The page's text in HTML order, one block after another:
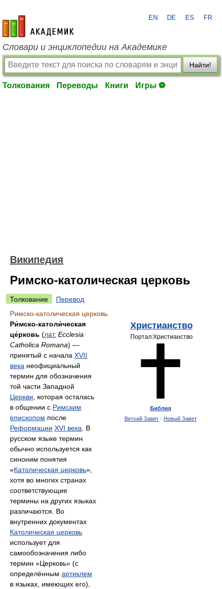
academic.ru
EN DE ES FR
Словари и энциклопедии на Академике
Найти!
Толкования Переводы Книги Игры ⚽
Википедия
Римско-католическая церковь
Толкование
Перевод
Римско-католическая церковь
Христианство
Портал:Христианство
Библия
Ветхий Завет · Новый Завет
Ри́мско-католи́ческая
це́рковь (лат. Ecclesia
Catholica Romana) —
принятый с начала XVII
века неофициальный
термин для обозначения
той части Западной
Церкви , которая осталась
в общении с Римским
епископом после
Реформации XVI века . В
русском языке термин
обычно используется как
синоним понятия
«Католическая церковь»,
хотя во многих странах
соответствующие
термины на других языках
различаются. Во
внутренних документах
Католическая церковь
использует для
самообозначения либо
термин «Церковь» (с
определённым артиклем
в языках, имеющих его),